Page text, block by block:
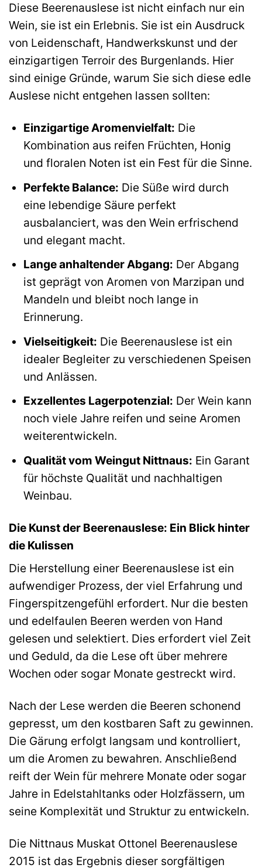
Diese Beerenauslese ist nicht einfach nur ein
Wein, sie ist ein Erlebnis. Sie ist ein Ausdruck
von Leidenschaft, Handwerkskunst und der
einzigartigen Terroir des Burgenlands. Hier
sind einige Gründe, warum Sie sich diese edle
Auslese nicht entgehen lassen sollten:
Einzigartige Aromenvielfalt: Die
Kombination aus reifen Früchten, Honig
und floralen Noten ist ein Fest für die Sinne.
Perfekte Balance: Die Süße wird durch
eine lebendige Säure perfekt
ausbalanciert, was den Wein erfrischend
und elegant macht.
Lange anhaltender Abgang: Der Abgang
ist geprägt von Aromen von Marzipan und
Mandeln und bleibt noch lange in
Erinnerung.
Vielseitigkeit: Die Beerenauslese ist ein
idealer Begleiter zu verschiedenen Speisen
und Anlässen.
Exzellentes Lagerpotenzial: Der Wein kann
noch viele Jahre reifen und seine Aromen
weiterentwickeln.
Qualität vom Weingut Nittnaus: Ein Garant
für höchste Qualität und nachhaltigen
Weinbau.
Die Kunst der Beerenauslese: Ein Blick hinter
die Kulissen
Die Herstellung einer Beerenauslese ist ein
aufwendiger Prozess, der viel Erfahrung und
Fingerspitzengefühl erfordert. Nur die besten
und edelfaulen Beeren werden von Hand
gelesen und selektiert. Dies erfordert viel Zeit
und Geduld, da die Lese oft über mehrere
Wochen oder sogar Monate gestreckt wird.
Nach der Lese werden die Beeren schonend
gepresst, um den kostbaren Saft zu gewinnen.
Die Gärung erfolgt langsam und kontrolliert,
um die Aromen zu bewahren. Anschließend
reift der Wein für mehrere Monate oder sogar
Jahre in Edelstahltanks oder Holzfässern, um
seine Komplexität und Struktur zu entwickeln.
Die Nittnaus Muskat Ottonel Beerenauslese
2015 ist das Ergebnis dieser sorgfältigen